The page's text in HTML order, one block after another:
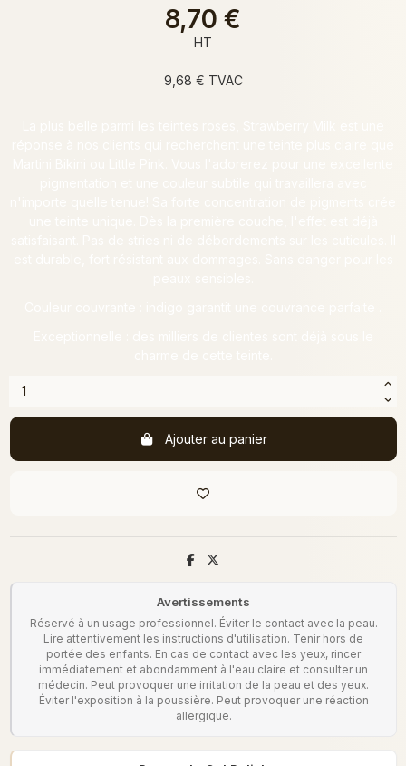
8,70 €
HT
9,68 € TVAC
Ajouter au panier
Avertissements
Réservé à un usage professionnel. Éviter le contact avec la peau.
Lire attentivement les instructions d'utilisation. Tenir hors de
portée des enfants. En cas de contact avec les yeux, rincer
immédiatement et abondamment à l'eau claire et consulter un
médecin. Peut provoquer une irritation de la peau et des yeux.
Éviter l'exposition à la poussière. Peut provoquer une réaction
allergique.